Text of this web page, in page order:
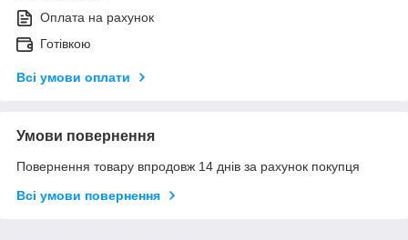
Оплата на рахунок
Готівкою
Всі умови оплати
Умови повернення
Повернення товару впродовж 14 днів за рахунок покупця
Всі умови повернення